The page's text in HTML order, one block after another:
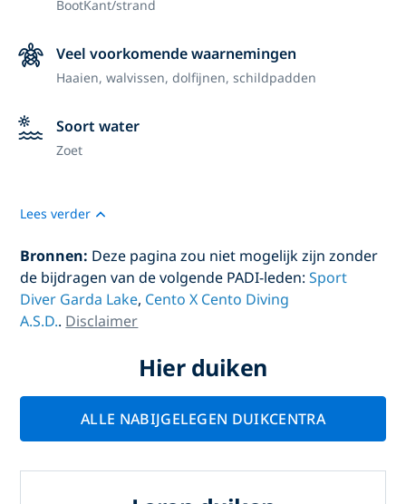
BootKant/strand
Veel voorkomende waarnemingen
Haaien, walvissen, dolfijnen, schildpadden
Soort water
Zoet
Lees verder
Bronnen: Deze pagina zou niet mogelijk zijn zonder
de bijdragen van de volgende PADI-leden:Sport
Diver Garda Lake, Cento X Cento Diving
A.S.D.. Disclaimer
Hier duiken
ALLE NABIJGELEGEN DUIKCENTRA